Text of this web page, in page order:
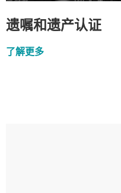
遗嘱和遗产认证
了解更多